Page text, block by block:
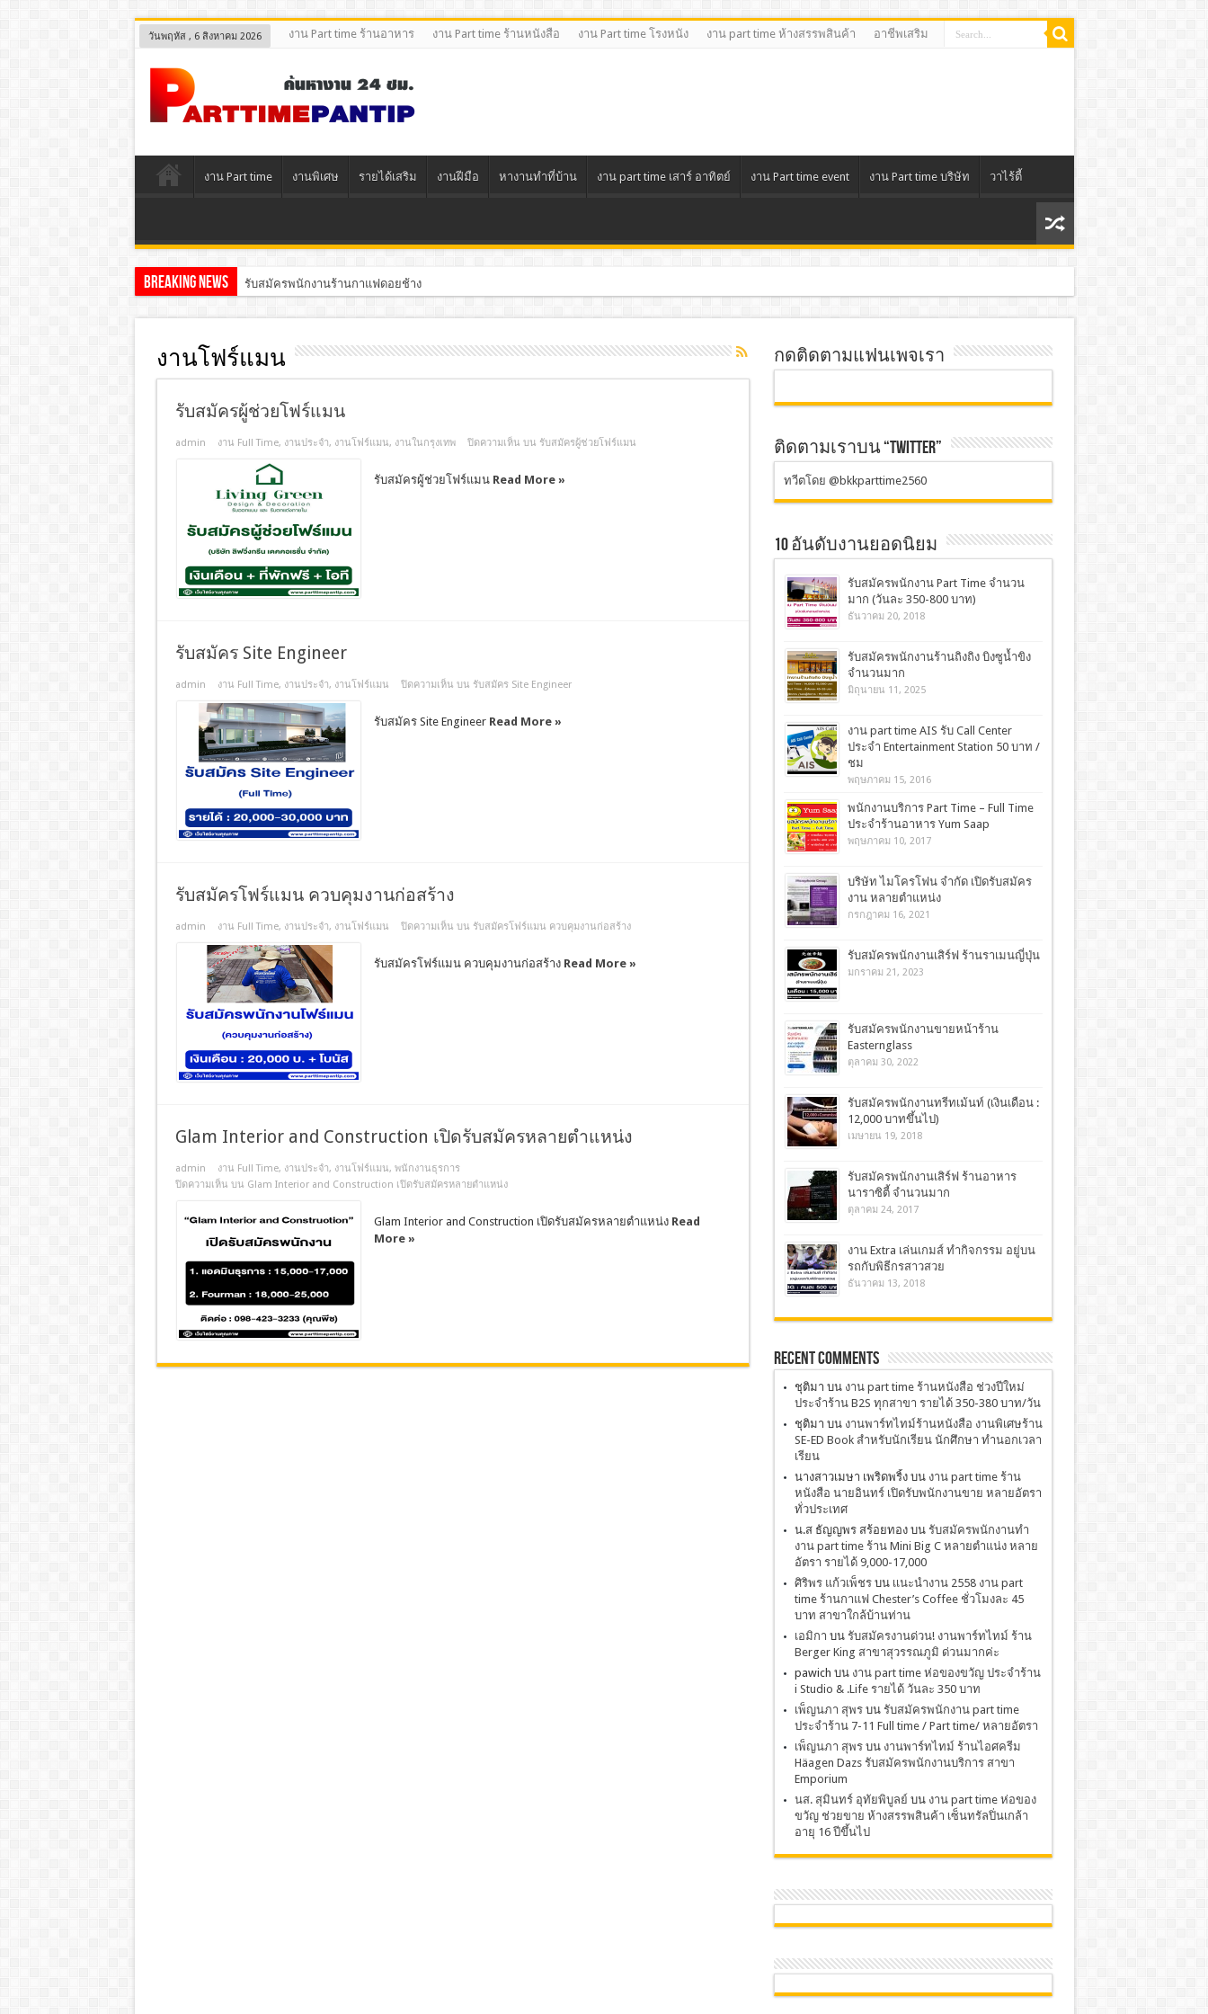
วันพฤหัส , 6 สิงหาคม 2026 งาน Part time ร้านอาหาร งาน Part time ร้านหนังสือ งาน Part time โรงหนัง งาน part time ห้างสรรพสินค้า อาชีพเสริม
งาน Part time งานพิเศษ รายได้เสริม งานฝีมือ หางานทําที่บ้าน งาน part time เสาร์ อาทิตย์ งาน Part time event งาน Part time บริษัท วาไร้ตี้
Breaking News รับสมัครพนักงานร้านกาแฟดอยช้าง
งานโฟร์แมน
รับสมัครผู้ช่วยโฟร์แมน
admin งาน Full Time, งานประจํา, งานโฟร์แมน, งานในกรุงเทพ ปิดความเห็น บน รับสมัครผู้ช่วยโฟร์แมน
รับสมัครผู้ช่วยโฟร์แมน Read More »
รับสมัคร Site Engineer
admin งาน Full Time, งานประจํา, งานโฟร์แมน ปิดความเห็น บน รับสมัคร Site Engineer
รับสมัคร Site Engineer Read More »
รับสมัครโฟร์แมน ควบคุมงานก่อสร้าง
admin งาน Full Time, งานประจํา, งานโฟร์แมน ปิดความเห็น บน รับสมัครโฟร์แมน ควบคุมงานก่อสร้าง
รับสมัครโฟร์แมน ควบคุมงานก่อสร้าง Read More »
Glam Interior and Construction เปิดรับสมัครหลายตำแหน่ง
admin งาน Full Time, งานประจํา, งานโฟร์แมน, พนักงานธุรการ
ปิดความเห็น บน Glam Interior and Construction เปิดรับสมัครหลายตำแหน่ง
Glam Interior and Construction เปิดรับสมัครหลายตำแหน่ง Read
More »
กดติดตามแฟนเพจเรา
ติดตามเราบน “TWITTER”
ทวีตโดย @bkkparttime2560
10 อันดับงานยอดนิยม
รับสมัครพนักงาน Part Time จำนวน
มาก (วันละ 350-800 บาท)
ธันวาคม 20, 2018
รับสมัครพนักงานร้านถิงถิง บิงซูน้ำขิง
จำนวนมาก
มิถุนายน 11, 2025
งาน part time AIS รับ Call Center
ประจำ Entertainment Station 50 บาท /
ชม
พฤษภาคม 15, 2016
พนักงานบริการ Part Time – Full Time
ประจำร้านอาหาร Yum Saap
พฤษภาคม 10, 2017
บริษัท ไมโครโฟน จำกัด เปิดรับสมัคร
งาน หลายตำแหน่ง
กรกฎาคม 16, 2021
รับสมัครพนักงานเสิร์ฟ ร้านราเมนญี่ปุ่น
มกราคม 21, 2023
รับสมัครพนักงานขายหน้าร้าน
Easternglass
ตุลาคม 30, 2022
รับสมัครพนักงานทรีทเม้นท์ (เงินเดือน :
12,000 บาทขึ้นไป)
เมษายน 19, 2018
รับสมัครพนักงานเสิร์ฟ ร้านอาหาร
นาราซิตี้ จำนวนมาก
ตุลาคม 24, 2017
งาน Extra เล่นเกมส์ ทำกิจกรรม อยู่บน
รถกับพิธีกรสาวสวย
ธันวาคม 13, 2018
Recent Comments
ชุติมา บน งาน part time ร้านหนังสือ ช่วงปีใหม่
ประจำร้าน B2S ทุกสาขา รายได้ 350-380 บาท/วัน
ชุติมา บน งานพาร์ทไทม์ร้านหนังสือ งานพิเศษร้าน
SE-ED Book สำหรับนักเรียน นักศึกษา ทำนอกเวลา
เรียน
นางสาวเมษา เพริดพริ้งบน งาน part time ร้าน
หนังสือ นายอินทร์ เปิดรับพนักงานขาย หลายอัตรา
ทั่วประเทศ
น.ส ธัญญพร สร้อยทองบน รับสมัครพนักงานทำ
งาน part time ร้าน Mini Big C หลายตำแน่ง หลาย
อัตรา รายได้ 9,000-17,000
ศิริพร แก้วเพ็ชรบน เเนะนำงาน 2558 งาน part
time ร้านกาแฟ Chester’s Coffee ชั่วโมงละ 45
บาท สาขาใกล้บ้านท่าน
เอมิกา บน รับสมัครงานด่วน! งานพาร์ทไทม์ ร้าน
Berger King สาขาสุวรรณภูมิ ด่วนมากค่ะ
pawich บน งาน part time ห่อของขวัญ ประจำร้าน
i Studio & .Life รายได้ วันละ 350 บาท
เพ็ญนภา สุพรบน รับสมัครพนักงาน part time
ประจำร้าน 7-11 Full time / Part time/ หลายอัตรา
เพ็ญนภา สุพรบน งานพาร์ทไทม์ ร้านไอศครีม
Häagen Dazs รับสมัครพนักงานบริการ สาขา
Emporium
นส. สุมินทร์ อุทัยพิบูลย์ บน งาน part time ห่อของ
ขวัญ ช่วยขาย ห้างสรรพสินค้า เซ็นทรัลปิ่นเกล้า
อายุ 16 ปีขึ้นไป